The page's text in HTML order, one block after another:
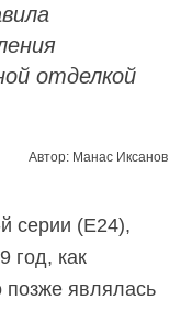
отделкой
Автор: Манас Иксанов
серии (E24),
год, как
позже являлась